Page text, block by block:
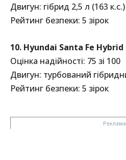
Двигун: гібрид 2,5 л (163 к.с.)
Рейтинг безпеки: 5 зірок
10. Hyundai Santa Fe Hybrid
Оцінка надійності: 75 зі 100
Двигун: турбований
Рейтинг безпеки: 5 зірок